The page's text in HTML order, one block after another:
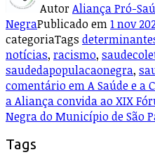
AutorAliança Pró-
NegraPublicado em1 nov
categoriaTags
notícias, racismo,
saudedapopulacaonegra,
comentárioem A Saúde e a
a Aliança convida ao XIX
Negra do Município de São
Tags